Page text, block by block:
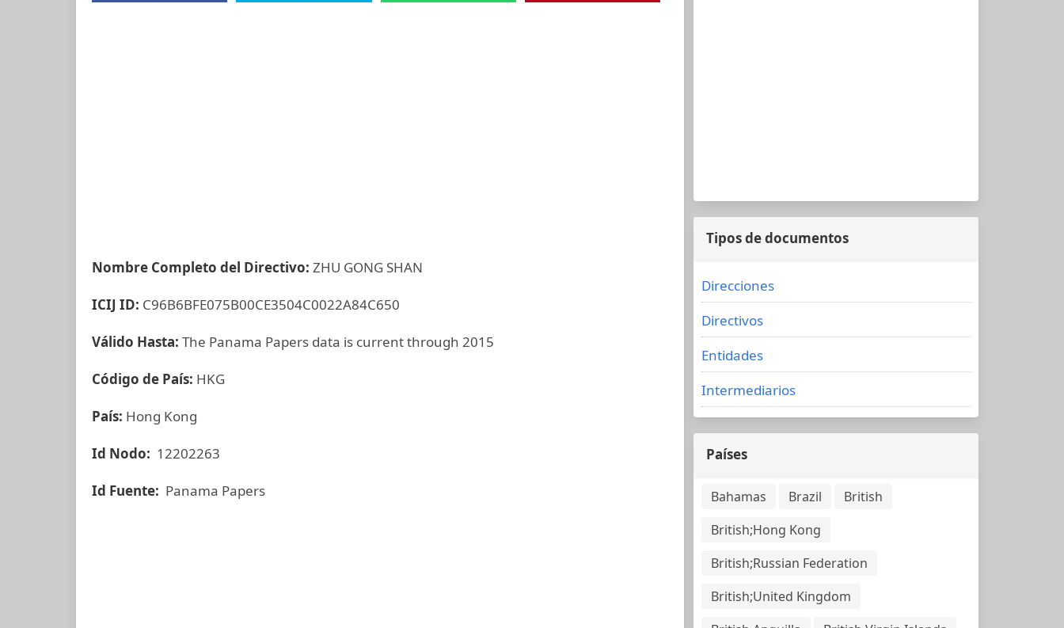
Nombre Completo del Directivo: ZHU GONG SHAN
ICIJ ID: C96B6BFE075B00CE3504C0022A84C650
Válido Hasta: The Panama Papers data is current through 2015
Código de País: HKG
País: Hong Kong
Id Nodo: 12202263
Id Fuente: Panama Papers
Tipos de documentos
Direcciones
Directivos
Entidades
Intermediarios
Países
Bahamas Brazil
British
British;Hong Kong
British;Russian Federation
British;United Kingdom